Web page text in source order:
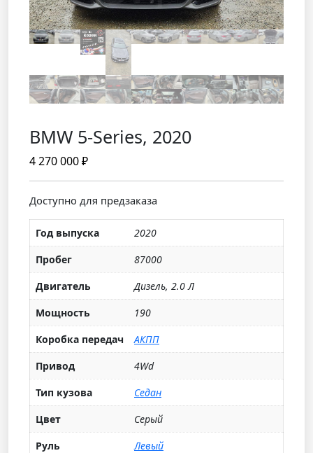
BMW 5-Series, 2020
4 270 000₽
Доступно для предзаказа
Год выпуска
2020
Пробег
87000
Двигатель
Дизель, 2.0 Л
Мощность
190
Коробка передач
АКПП
Привод
4Wd
Тип кузова
Седан
Цвет
Серый
Руль
Левый